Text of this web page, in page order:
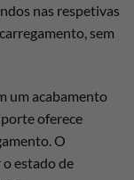
nas respetivas
sem
um acabamento
oferece
O
estado de